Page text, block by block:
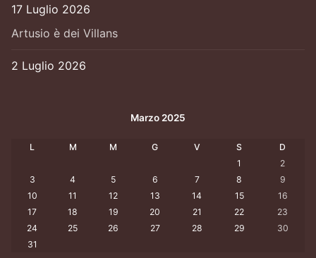
17 Luglio 2026
Artusio è dei Villans
2 Luglio 2026
Marzo 2025
L M M G V S
D
1
2
3
4 5 6 7 8
9
10
11 12 13 14 15
16
17
18 19 20 21 22
23
24
25 26 27 28 29
30
31